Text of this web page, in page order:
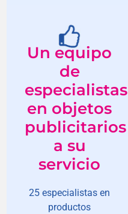
Un equipo
de
especialistas
en objetos
publicitarios
a su
servicio
25 especialistas en
productos